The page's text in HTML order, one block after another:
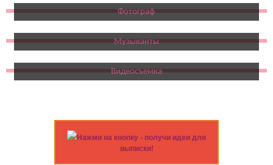
Фотограф
Музыканты
Видеосъемка
Нажми на кнопку - получи идеи для
выписки!